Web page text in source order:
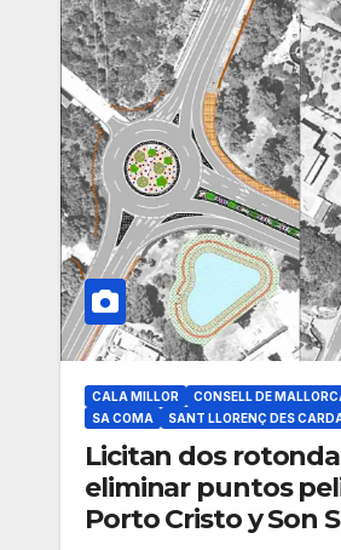
CALA MILLOR CONSELL DE
SA COMA
SANT LLORENÇ DES
Licitan dos
eliminar puntos
Porto Cristo y Son